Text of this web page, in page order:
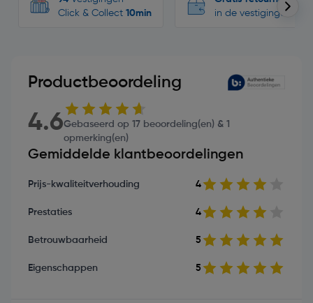
Click & Collect 10min
in de vestigingen
Productbeoordeling
4.6Gebaseerd op 17 beoordeling(en) & 1
opmerking(en)
Gemiddelde klantbeoordelingen
Prijs-kwaliteitverhouding 4
Prestaties 4
Betrouwbaarheid 5
Eigenschappen 5